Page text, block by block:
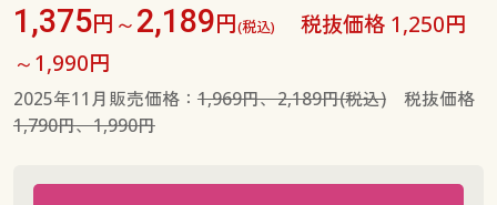
1,375円～2,189円(税込)
税抜価格 1,250円
～1,990円
2025年11月販売価格： 1,969円、2,189円(税込)税抜価格
1,790円、1,990円